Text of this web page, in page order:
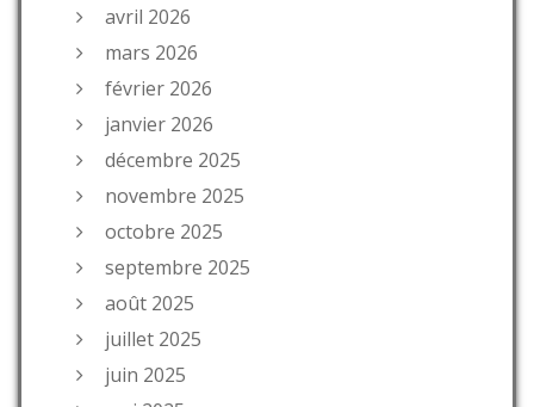
avril 2026
mars 2026
février 2026
janvier 2026
décembre 2025
novembre 2025
octobre 2025
septembre 2025
août 2025
juillet 2025
juin 2025